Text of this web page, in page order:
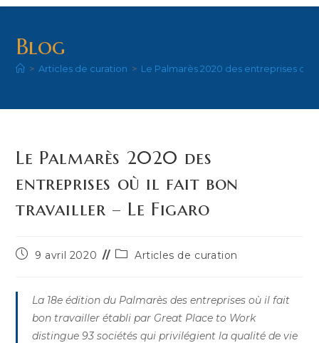
Blog
> Articles de curation > Le Palmarès 2020 des entreprises où
Le Palmarès 2020 des
entreprises où il fait bon
travailler – Le Figaro
Publication
9 avril 2020
PostArticles de curation
La 18e édition du Palmarès des entreprises où il fait
bon travailler établi par Great Place to Work
distingue 93 sociétés qui privilégient la qualité de vie